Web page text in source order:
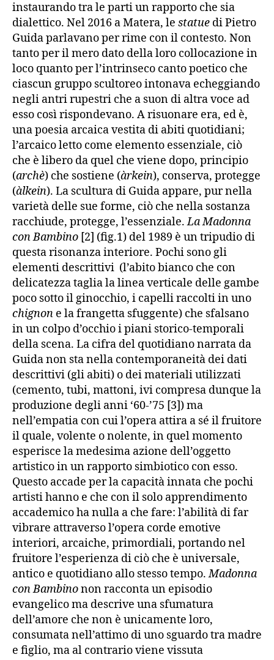
instaurando tra le parti un rapporto che sia
dialettico. Nel 2016 a Matera, le statue di Pietro
Guida parlavano per rime con il contesto. Non
tanto per il mero dato della loro collocazione in
loco quanto per l’intrinseco canto poetico che
ciascun gruppo scultoreo intonava echeggiando
negli antri rupestri che a suon di altra voce ad
esso così rispondevano. A risuonare era, ed è,
una poesia arcaica vestita di abiti quotidiani;
l’arcaico letto come elemento essenziale, ciò
che è libero da quel che viene dopo, principio
(archè) che sostiene (àrkein), conserva, protegge
(àlkein). La scultura di Guida appare, pur nella
varietà delle sue forme, ciò che nella sostanza
racchiude, protegge, l’essenziale.La Madonna
con Bambino [2] (fig.1) del 1989 è un tripudio di
questa risonanza interiore. Pochi sono gli
elementi descrittivi (l’abito bianco che con
delicatezza taglia la linea verticale delle gambe
poco sotto il ginocchio, i capelli raccolti in uno
chignon e la frangetta sfuggente) che sfalsano
in un colpo d’occhio i piani storico-temporali
della scena. La cifra del quotidiano narrata da
Guida non sta nella contemporaneità dei dati
descrittivi (gli abiti) o dei materiali utilizzati
(cemento, tubi, mattoni, ivi compresa dunque la
produzione degli anni ‘60-’75 [3]) ma
nell’empatia con cui l’opera attira a sé il fruitore
il quale, volente o nolente, in quel momento
esperisce la medesima azione dell’oggetto
artistico in un rapporto simbiotico con esso.
Questo accade per la capacità innata che pochi
artisti hanno e che con il solo apprendimento
accademico ha nulla a che fare: l’abilità di far
vibrare attraverso l’opera corde emotive
interiori, arcaiche, primordiali, portando nel
fruitore l’esperienza di ciò che è universale,
antico e quotidiano allo stesso tempo.Madonna
conBambinonon racconta un episodio
evangelico ma descrive una sfumatura
dell’amore che non è unicamente loro,
consumata nell’attimo di uno sguardo tra madre
e figlio, ma al contrario viene vissuta